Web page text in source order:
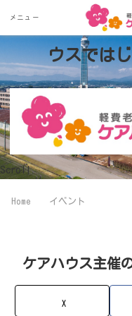
ー新しい生活
ウスでは
Scroll
Home イベント
ケアハウス主催
X
メニュー